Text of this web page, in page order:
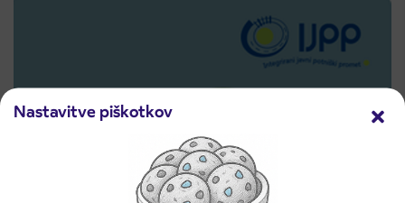
Nastavitve piškotkov